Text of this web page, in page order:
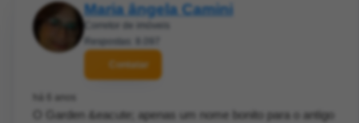
Maria ângela Camini
Contatar
O Garden &eacute; apenas um nome bonito para o antigo